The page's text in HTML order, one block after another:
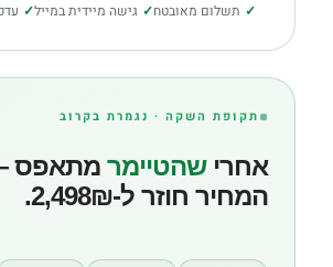
✓ תשלום מאובטח✓ גישה מיידית במייל✓
תקופת השקה · נגמרת בקרוב
אחרישהטיימר מתאפס
המחיר חוזר ל-2,498₪.